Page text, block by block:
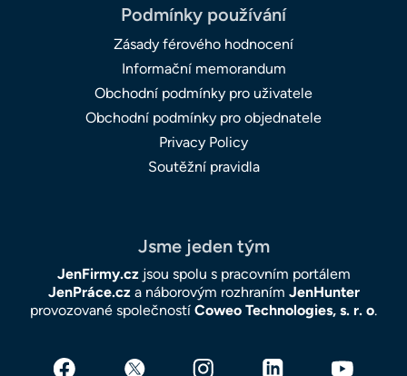
Podmínky používání
Zásady férového hodnocení
Informační memorandum
Obchodní podmínky pro uživatele
Obchodní podmínky pro objednatele
Privacy Policy
Soutěžní pravidla
Jsme jeden tým
JenFirmy.czjsou spolu s pracovním portálem
JenPráce.cza náborovým rozhraním JenHunter
provozované společností Coweo Technologies, s. r. o.